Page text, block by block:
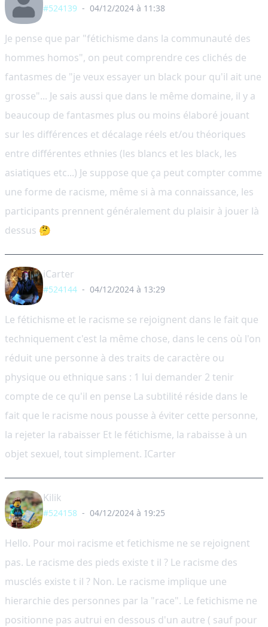
#524139 - 04/12/2024 à 11:38
Je pense que par "fétichisme dans la communauté des
hommes homos", on peut comprendre ces clichés de
fantasmes de "je veux essayer un black pour qu'il ait une
grosse"... Je sais aussi que dans le même domaine, il y a
beaucoup de fantasmes plus ou moins élaboré jouant
sur les différences et décalage réels et/ou théoriques
entre différentes ethnies (les blancs et les black, les
asiatiques etc...) Je suppose que ça peut compter comme
une forme de racisme, même si à ma connaissance, les
participants prennent généralement du plaisir à jouer là
dessus 🤔
iCarter
#524144 - 04/12/2024 à 13:29
Le fétichisme et le racisme se rejoignent dans le fait que
techniquement c'est la même chose, dans le cens où l'on
réduit une personne à des traits de caractère ou
physique ou ethnique sans : 1 lui demander 2 tenir
compte de ce qu'il en pense La subtilité réside dans le
fait que le racisme nous pousse à éviter cette personne,
la rejeter la rabaisser Et le fétichisme, la rabaisse à un
objet sexuel, tout simplement. ICarter
Kilik
#524158 - 04/12/2024 à 19:25
Hello. Pour moi racisme et fetichisme ne se rejoignent
pas. Le racisme des pieds existe t il ? Le racisme des
musclés existe t il ? Non. Le racisme implique une
hierarchie des personnes par la "race". Le fetichisme ne
positionne pas autrui en dessous d'un autre ( sauf pour